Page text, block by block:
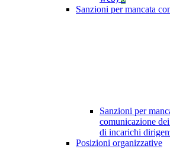
Sanzioni per mancata
Sanzioni per
comunicazione
di incarichi
Posizioni organizzative